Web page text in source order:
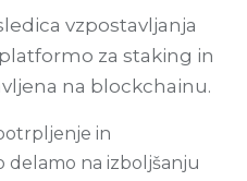
vzpostavljanja
za staking in
na blockchainu.
in
delamo na izboljšanju